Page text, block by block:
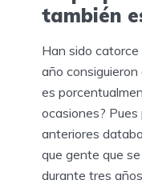
también
Han sido catorce
año
es
ocasiones?
anteriores
que gente que
durante tres